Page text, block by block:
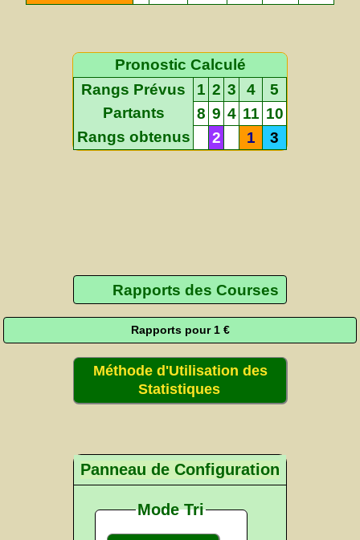
Pronostic Calculé
Rangs Prévus
1 2 3 4
5
Partants
8 9 4 11 10
Rangs obtenus
2 1 3
Rapports des Courses
Rapports pour 1 €
Méthode d'Utilisation des
Statistiques
Panneau de Configuration
Mode Tri